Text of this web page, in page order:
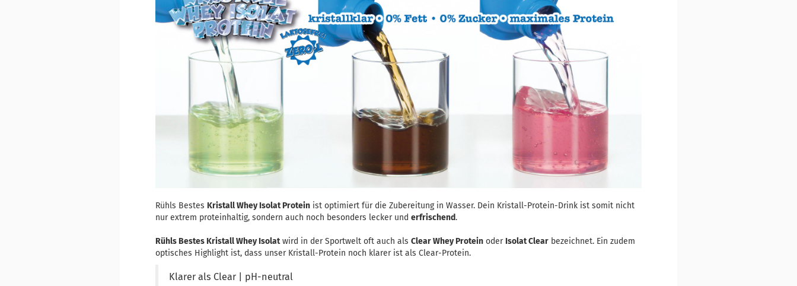
Rühls Bestes Kristall Whey Isolat Protein ist optimiert für die Zubereitung in Wasser. Dein Kristall-Protein-Drink ist somit nicht
nur extrem proteinhaltig, sondern auch noch besonders lecker und erfrischend.
Rühls Bestes Kristall Whey Isolatwird in der Sportwelt oft auch als Clear Whey Protein oder Isolat Clear bezeichnet. Ein zudem
optisches Highlight ist, dass unser Kristall-Protein noch klarer ist als Clear-Protein.
Klarer als Clear | pH-neutral